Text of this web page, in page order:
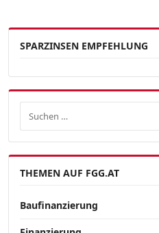
SPARZINSEN EMPFEHLUNG
THEMEN AUF FGG.AT
Baufinanzierung